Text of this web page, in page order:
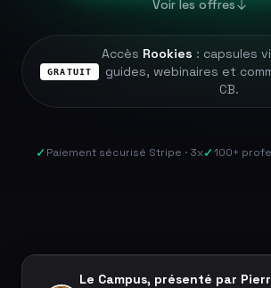
Voir les offres
GRATUIT
Accès Rookies : capsules
guides, webinaires et
CB.
✓Paiement sécurisé Stripe · 3x✓100+
Le Campus, présenté par